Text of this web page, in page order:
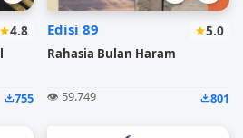
4.8
755
Edisi 89 5.0
Rahasia Bulan Haram
👁️ 59.749 801